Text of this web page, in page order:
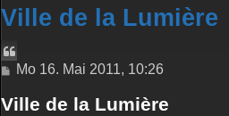
Ville de la Lumière
Beitrag
Mo 16. Mai 2011, 10:26
Ville de la Lumière